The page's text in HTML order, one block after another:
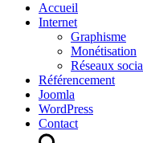
Accueil
Internet
Graphisme
Monétisation
Réseaux
Référencement
Joomla
WordPress
Contact